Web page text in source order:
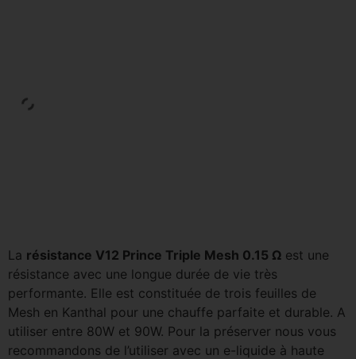
La résistance V12 Prince Triple Mesh 0.15 Ω est une
résistance avec une longue durée de vie très
performante. Elle est constituée de trois feuilles de
Mesh en Kanthal pour une chauffe parfaite et durable. A
utiliser entre 80W et 90W. Pour la préserver nous vous
recommandons de l’utiliser avec un e-liquide à haute